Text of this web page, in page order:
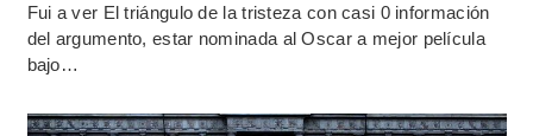
Fui a ver El triángulo de la tristeza con casi 0 información
del argumento, estar nominada al Oscar a mejor película
bajo…